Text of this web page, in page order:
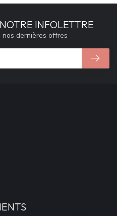
INFOLETTRE
nos dernières offres